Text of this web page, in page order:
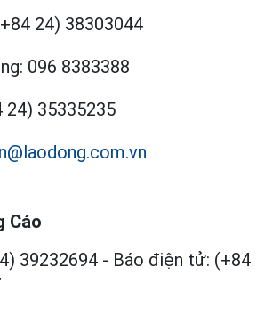
24) 38303044
096 8383388
24) 35335235
Cáo
39232694 - Báo điện tử: (+84